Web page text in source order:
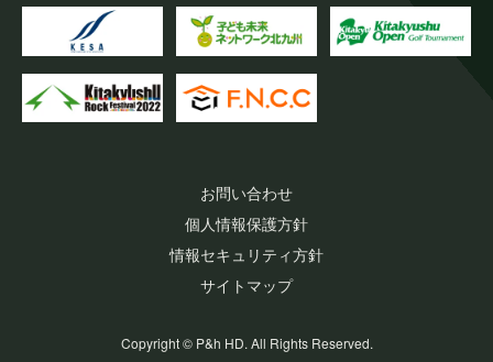
お問い合わせ
個人情報保護方針
情報セキュリティ方針
サイトマップ
Copyright © P&h HD. All Rights Reserved.